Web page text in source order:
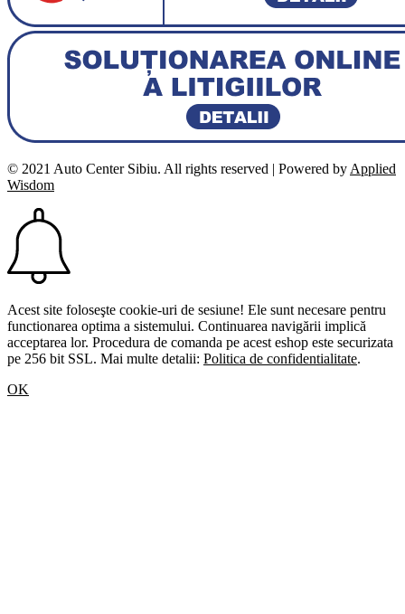
© 2021 Auto Center Sibiu. All rights reserved | Powered by Applied
Wisdom
Acest site foloseşte cookie-uri de sesiune! Ele sunt necesare pentru
functionarea optima a sistemului. Continuarea navigării implică
acceptarea lor. Procedura de comanda pe acest eshop este securizata
pe 256 bit SSL. Mai multe detalii: Politica de confidentialitate.
OK